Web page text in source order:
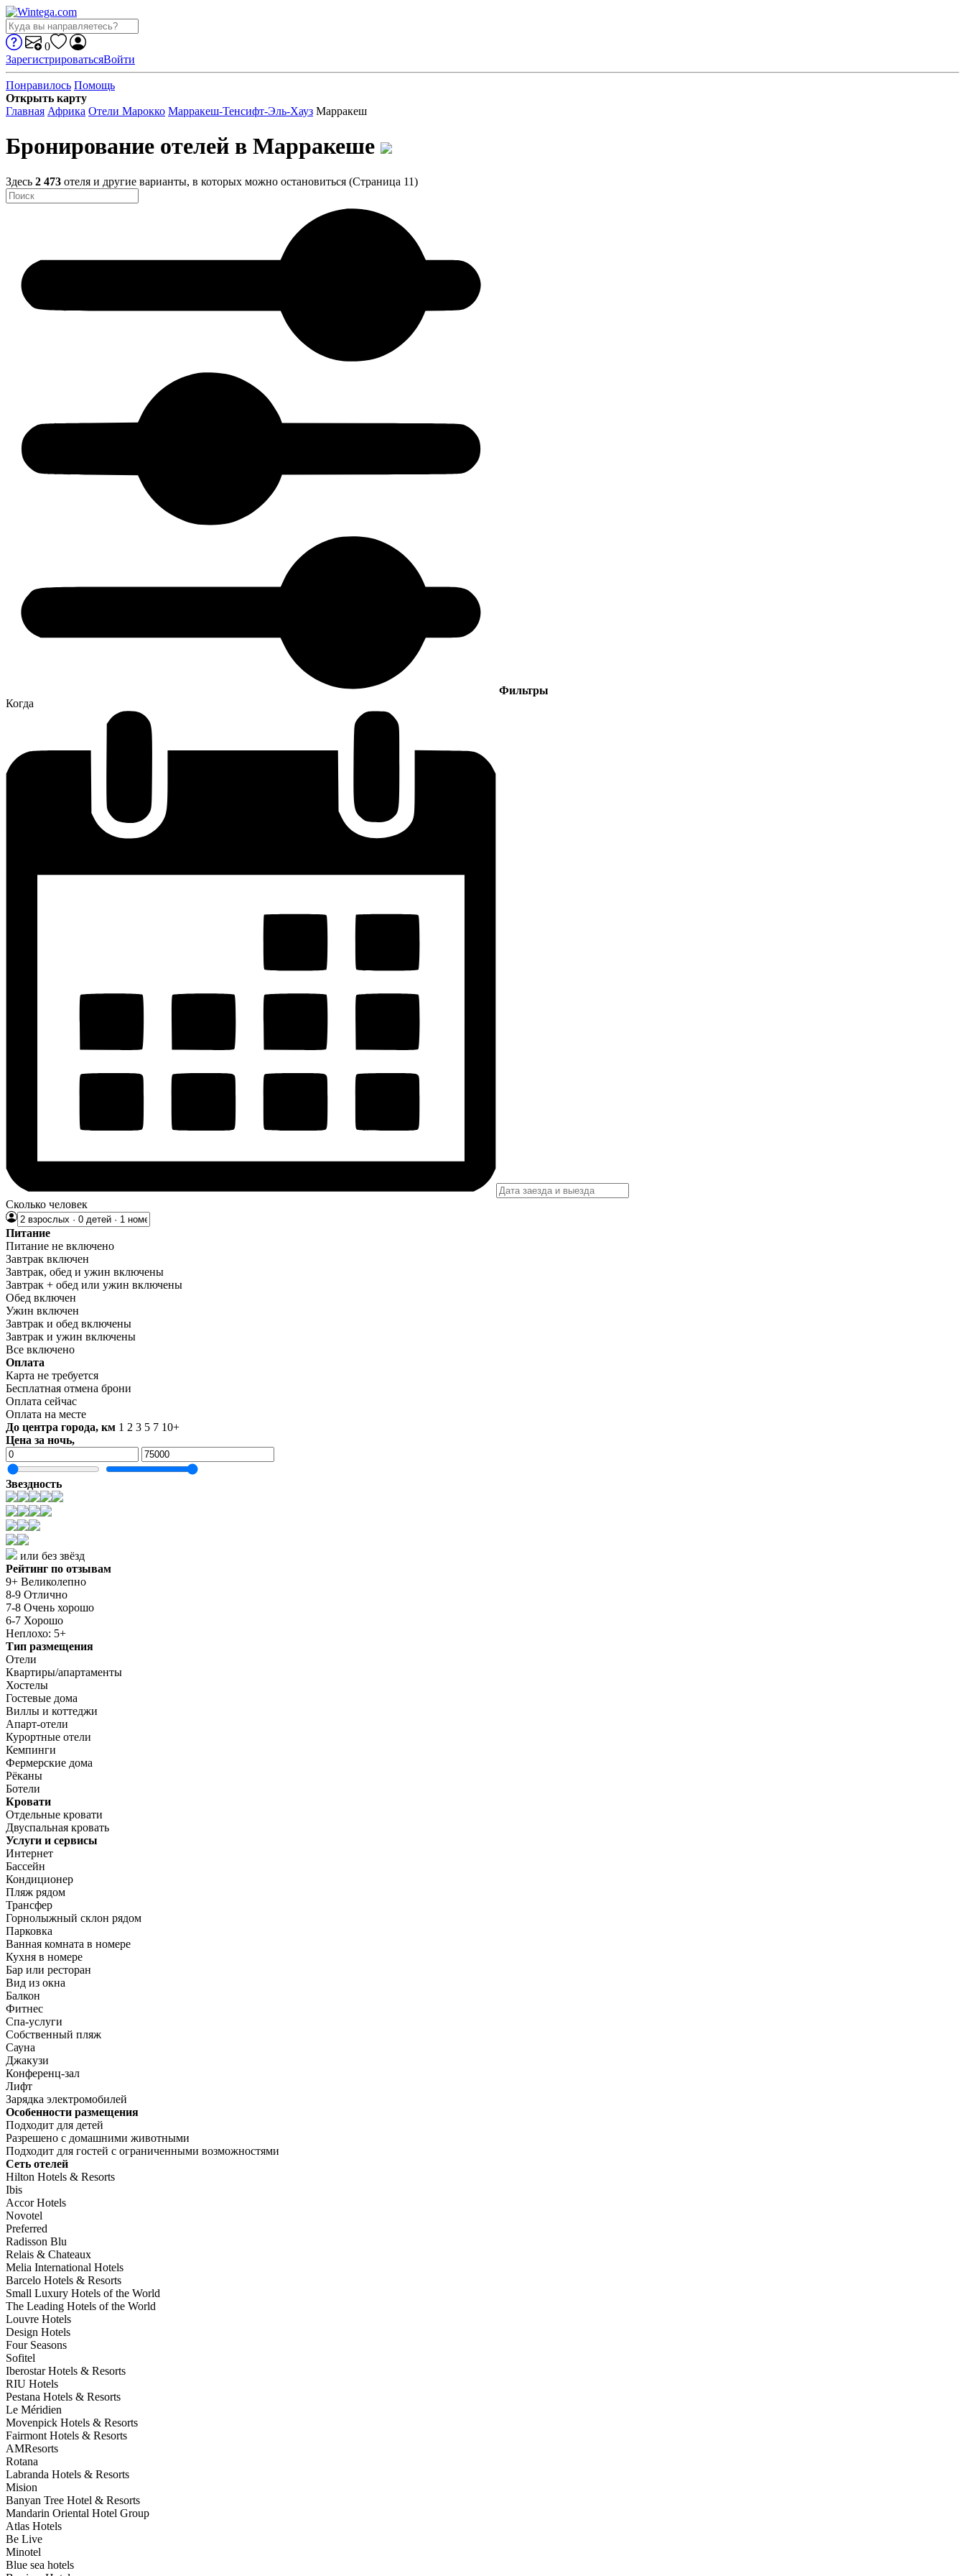
0
ЗарегистрироватьсяВойти
Понравилось Помощь
Открыть карту
Главная Африка Отели Марокко Марракеш-Тенсифт-Эль-Хауз Марракеш
Бронирование отелей в Марракеше
Здесь 2 473 отеля и другие варианты, в которых можно остановиться (Страница 11)
Фильтры
Когда
Сколько человек
Питание
Питание не включено
Завтрак включен
Завтрак, обед и ужин включены
Завтрак + обед или ужин включены
Обед включен
Ужин включен
Завтрак и обед включены
Завтрак и ужин включены
Все включено
Оплата
Карта не требуется
Бесплатная отмена брони
Оплата сейчас
Оплата на месте
До центра города, км 1 2 3 5 7 10+
Цена за ночь,
Звездность
или без звёзд
Рейтинг по отзывам
9+ Великолепно
8-9 Отлично
7-8 Очень хорошо
6-7 Хорошо
Неплохо: 5+
Тип размещения
Отели
Квартиры/апартаменты
Хостелы
Гостевые дома
Виллы и коттеджи
Апарт-отели
Курортные отели
Кемпинги
Фермерские дома
Рёканы
Ботели
Кровати
Отдельные кровати
Двуспальная кровать
Услуги и сервисы
Интернет
Бассейн
Кондиционер
Пляж рядом
Трансфер
Горнолыжный склон рядом
Парковка
Ванная комната в номере
Кухня в номере
Бар или ресторан
Вид из окна
Балкон
Фитнес
Спа-услуги
Собственный пляж
Сауна
Джакузи
Конференц-зал
Лифт
Зарядка электромобилей
Особенности размещения
Подходит для детей
Разрешено с домашними животными
Подходит для гостей с ограниченными возможностями
Сеть отелей
Hilton Hotels & Resorts
Ibis
Accor Hotels
Novotel
Preferred
Radisson Blu
Relais & Chateaux
Melia International Hotels
Barcelo Hotels & Resorts
Small Luxury Hotels of the World
The Leading Hotels of the World
Louvre Hotels
Design Hotels
Four Seasons
Sofitel
Iberostar Hotels & Resorts
RIU Hotels
Pestana Hotels & Resorts
Le Méridien
Movenpick Hotels & Resorts
Fairmont Hotels & Resorts
AMResorts
Rotana
Labranda Hotels & Resorts
Mision
Banyan Tree Hotel & Resorts
Mandarin Oriental Hotel Group
Atlas Hotels
Be Live
Minotel
Blue sea hotels